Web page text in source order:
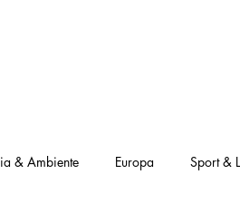
& Ambiente Europa Sport &